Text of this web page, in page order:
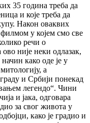
35 година треба да
и које треба да
Након оваквих
у којем смо све
речи о
није неки одлазак,
како оде је у
а
и Србији понекад
легендо“. Чини
и јака, одговара
за свог живота у
како је градио и